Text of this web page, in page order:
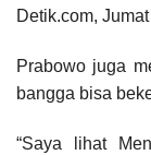
Detik.com,
Prabowo juga
bangga bisa
“Saya lihat